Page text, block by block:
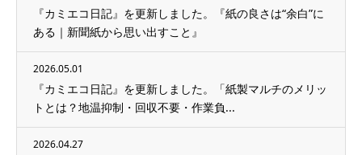
『カミエコ日記』を更新しました。『紙の良さは“余白”に
ある｜新聞紙から思い出すこと』
2026.05.01
『カミエコ日記』を更新しました。「紙製マルチのメリッ
トとは？地温抑制・回収不要・作業負...
2026.04.27